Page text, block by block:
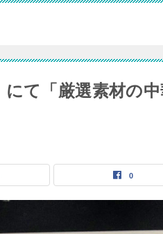
にて「厳選素材の
0